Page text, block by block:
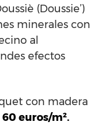
(Doussie’)
minerales con
al
efectos
con madera
euros/m².